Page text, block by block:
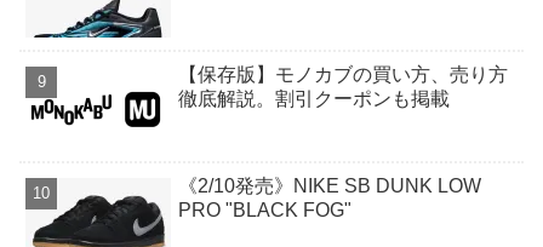
【保存版】モノカブの買い方、売り方
徹底解説。割引クーポンも掲載
《2/10発売》NIKE SB DUNK LOW
PRO "BLACK FOG"